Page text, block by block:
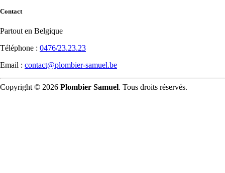
Contact
Partout en Belgique
Téléphone : 0476/23.23.23
Email : contact@plombier-samuel.be
Copyright © 2026 Plombier Samuel. Tous droits réservés.